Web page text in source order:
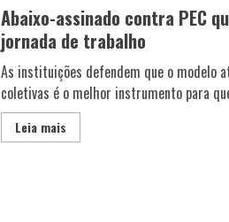
Abaixo-assinado contra PEC
jornada de trabalho
As instituições defendem que o modelo
coletivas é o melhor instrumento para
Leia mais